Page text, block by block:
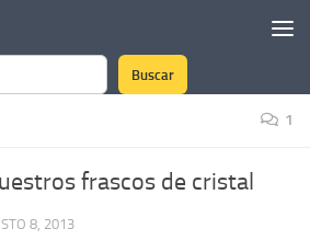
Buscar
1
frascos de cristal
8, 2013